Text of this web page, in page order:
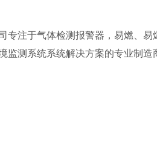
专注于气体检测报警器，易燃、
监测系统系统解决方案的专业制